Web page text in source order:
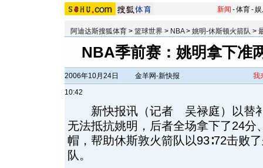
新闻 -体育-
阿迪达斯搜狐体育 > 篮球世界 > NBA> 姚明-休斯顿火箭队 >
NBA季前赛：姚明拿下准
2006年10月24日
10:42
金羊网-新快报 我
新快报讯（记者 吴禄庭）以替补
无法抵抗姚明，后者全场拿下了24分
帽，帮助休斯敦火箭队以93∶72击败
队。